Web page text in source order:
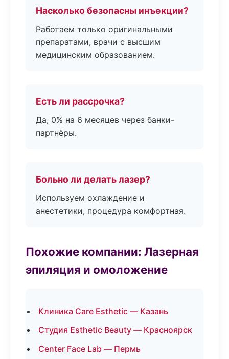
Насколько безопасны инъекции?
Работаем только оригинальными
препаратами, врачи с высшим
медицинским образованием.
Есть ли рассрочка?
Да, 0% на 6 месяцев через банки-
партнёры.
Больно ли делать лазер?
Используем охлаждение и
анестетики, процедура комфортная.
Похожие компании: Лазерная
эпиляция и омоложение
Клиника Care Esthetic — Казань
Студия Esthetic Beauty — Красноярск
Center Face Lab — Пермь